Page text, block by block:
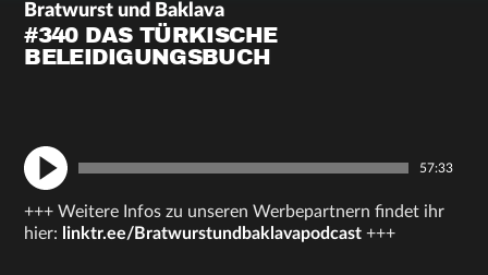
Bratwurst und Baklava
#340 DAS TÜRKISCHE
BELEIDIGUNGSBUCH
57:33
+++ Weitere Infos zu unseren Werbepartnern findet ihr
hier: linktr.ee/Bratwurstundbaklavapodcast +++